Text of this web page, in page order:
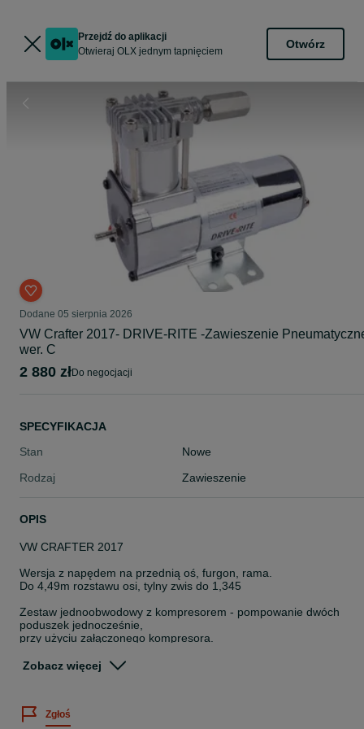
Przejdź do aplikacji
Otwieraj OLX jednym tapnięciem
Otwórz
Dodane 05 sierpnia 2026
VW Crafter 2017- DRIVE-RITE -Zawieszenie
wer. C
2 880 zł do negocjacji
SPECYFIKACJA
Stan
Nowe
Rodzaj
Zawieszenie
OPIS
VW CRAFTER 2017
Wersja z napędem na przednią oś, furgon, rama.
Do 4,49m rozstawu osi, tylny zwis do 1,345
Zestaw jednoobwodowy z kompresorem - pompowanie dwóch
poduszek jednocześnie,
przy użyciu załączonego kompresora.
jakości materiałów oraz wieloletnie doświadczenie gwarantują
Zobacz więcej
Zgłoś